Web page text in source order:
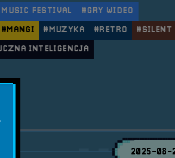
MUSIC FESTIVAL #GRY WIDEO
#MANGI #MUZYKA #RETRO #SILENT
INTELIGENCJA
#24
2025-08-